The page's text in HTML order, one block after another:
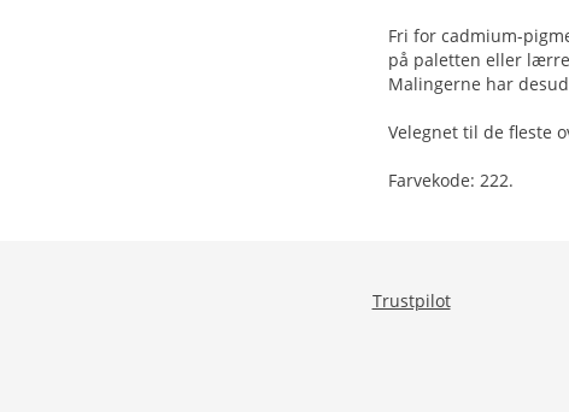
Fri for cadmium-
på paletten eller
Malingerne har
Velegnet til de fleste
Farvekode: 222.
Trustpilot